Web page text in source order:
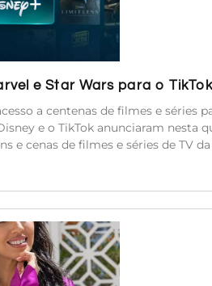
e Star Wars para o
a centenas de filmes e séries
e o TikTok anunciaram
e cenas de filmes e séries de TV